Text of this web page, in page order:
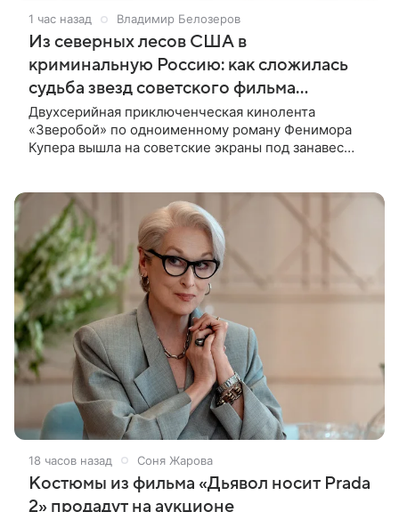
1 час назад Владимир Белозеров
Из северных лесов США в
криминальную Россию: как сложилась
судьба звезд советского фильма
«Зверобой»
Двухсерийная приключенческая кинолента
«Зверобой» по одноименному роману Фенимора
Купера вышла на советские экраны под занавес
18 часов назад Соня Жарова
Костюмы из фильма «Дьявол носит Prada
2» продадут на аукционе